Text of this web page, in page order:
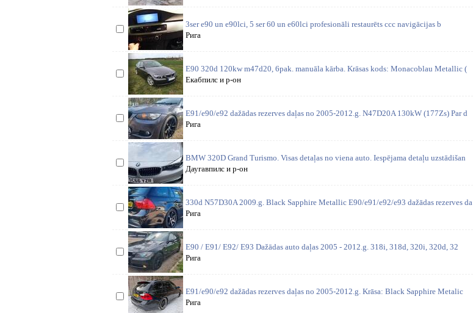
3ser e90 un e90lci, 5 ser 60 un e60lci profesionāli restaurēts ccc navigācijas b
Рига
E90 320d 120kw m47d20, 6pak. manuāla kārba. Krāsas kods: Monacoblau Metallic (
Екабпилс и р-он
E91/e90/e92 dažādas rezerves daļas no 2005-2012.g. N47D20A 130kW (177Zs) Par d
Рига
BMW 320D Grand Turismo. Visas detaļas no viena auto. Iespējama detaļu uzstādišan
Даугавпилс и р-он
330d N57D30A 2009.g. Black Sapphire Metallic E90/e91/e92/e93 dažādas rezerves da
Рига
E90 / E91/ E92/ E93 Dažādas auto daļas 2005 - 2012.g. 318i, 318d, 320i, 320d, 32
Рига
E91/e90/e92 dažādas rezerves daļas no 2005-2012.g. Krāsa: Black Sapphire Metalic
Рига